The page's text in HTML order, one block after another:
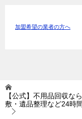
加盟希望の業者の方へ
【公式】不用品回収な
敷・遺品整理など24時